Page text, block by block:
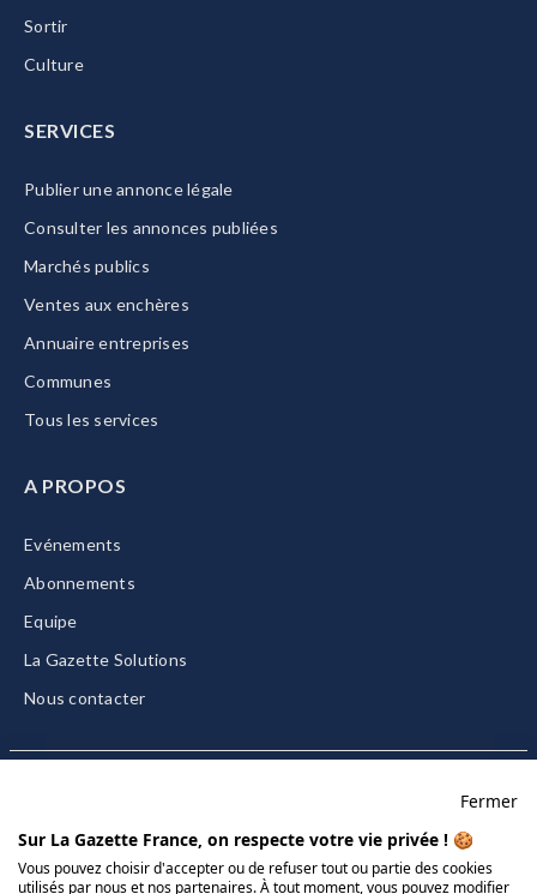
Sortir
Culture
SERVICES
Publier une annonce légale
Consulter les annonces publiées
Marchés publics
Ventes aux enchères
Annuaire entreprises
Communes
Tous les services
A PROPOS
Evénements
Abonnements
Equipe
La Gazette Solutions
Nous contacter
CGU/CGV
Données personnelles
Fermer
Sur La Gazette France, on respecte votre vie privée ! 🍪
Vous pouvez choisir d'accepter ou de refuser tout ou partie des cookies
utilisés par nous et nos partenaires. À tout moment, vous pouvez modifier